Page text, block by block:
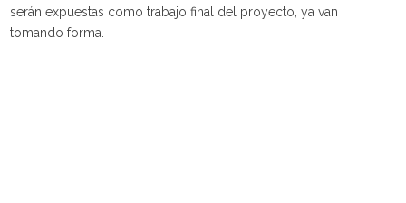
serán expuestas como trabajo final del proyecto, ya van
tomando forma.